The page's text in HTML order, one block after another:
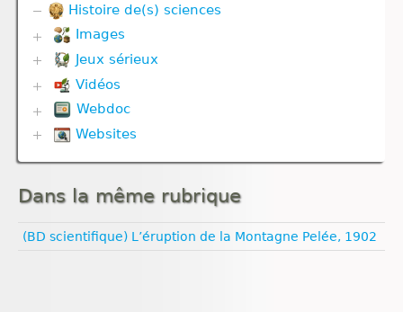
Reproduction animale
Reproduction végétale
Ressources naturelles et pollution
Nutrition animale
Nutrition végétale
Reproduction
Reproduction végétale
Univers et planètes
Histoire de(s) sciences
Images
Corps humain
Jeux sérieux
Biodiversité
Défense immunitaire
Divers
Evolution
Nutrition
Ressources naturelles et pollution
Vidéos
Communication hormonale
Communication nerveuse
Corps humain
Défense immunitaire
Nutrition
Reproduction
Webdoc
Biodiversité
Défense immunitaire
Evolution
Génétique
Géodynamique interne
Websites
Esprit critique
Géologie
Dans la même rubrique
(BD scientifique) L’éruption de la Montagne Pelée, 1902